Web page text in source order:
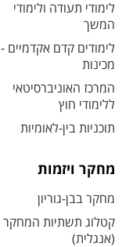
לימודי תעודה ולימודי
המשך
לימודים קדם אקדמיים -
מכינות
המרכז האוניברסיטאי
ללימודי חוץ
תוכניות בין-לאומיות
מחקר ויזמות
מחקר בבן-גוריון
קטלוג תשתיות המחקר
(אנגלית)